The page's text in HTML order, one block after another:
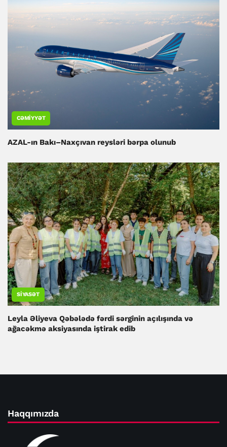
CƏMIYYƏT
AZAL-ın Bakı–Naxçıvan reysləri bərpa olunub
SIYASƏT
Leyla Əliyeva Qəbələdə fərdi sərginin açılışında və
ağacəkmə aksiyasında iştirak edib
Haqqımızda